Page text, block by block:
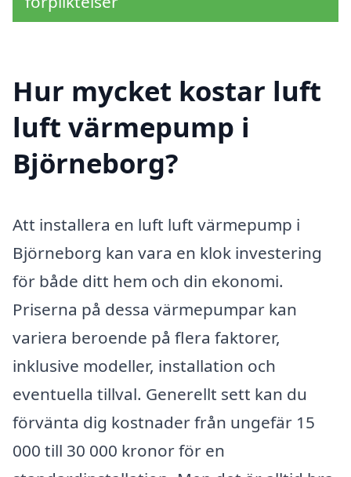
Hur mycket kostar luft
luft värmepump i
Björneborg?
Att installera en luft luft värmepump i
Björneborg kan vara en klok investering
för både ditt hem och din ekonomi.
Priserna på dessa värmepumpar kan
variera beroende på flera faktorer,
inklusive modeller, installation och
eventuella tillval. Generellt sett kan du
förvänta dig kostnader från ungefär 15
000 till 30 000 kronor för en